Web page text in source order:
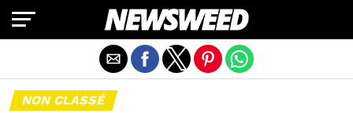
NON CLASSÉ
Salir de la versión móvil